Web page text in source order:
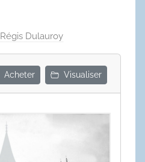
Régis Dulauroy
Acheter Visualiser